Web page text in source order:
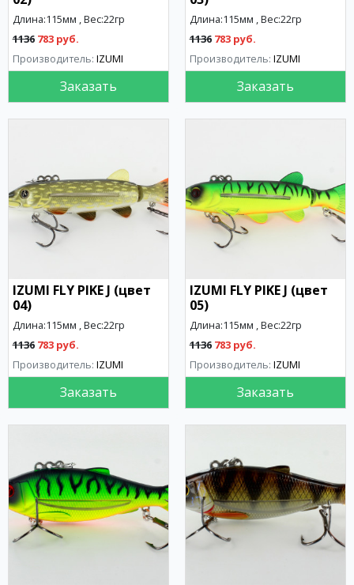
Длина:115мм , Вес:22гр
1136 783 руб.
Производитель: IZUMI
Заказать
Длина:115мм , Вес:22гр
1136 783 руб.
Производитель: IZUMI
Заказать
IZUMI FLY PIKE J (цвет
04)
Длина:115мм , Вес:22гр
1136 783 руб.
Производитель: IZUMI
Заказать
IZUMI FLY PIKE J (цвет
05)
Длина:115мм , Вес:22гр
1136 783 руб.
Производитель: IZUMI
Заказать